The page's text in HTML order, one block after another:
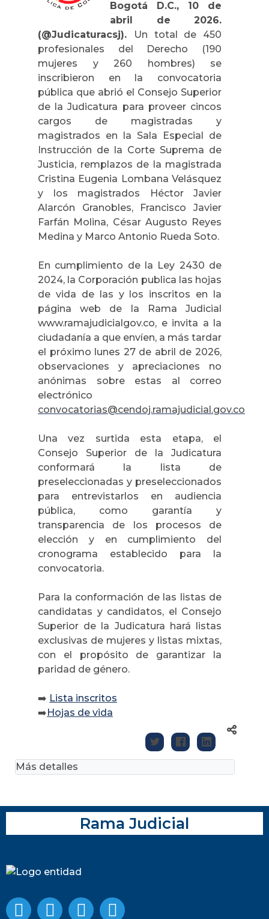
Bogotá D.C., 10 de
abril de 2026.
(@Judicaturacsj).
Un total de 450
profesionales del Derecho (190
mujeres y 260 hombres) se
inscribieron en la convocatoria
pública que abrió el Consejo Superior
de la Judicatura para proveer cincos
cargos de magistradas y
magistrados en la Sala Especial de
Instrucción de la Corte Suprema de
Justicia, remplazos de la magistrada
Cristina Eugenia Lombana Velásquez
y los magistrados Héctor Javier
Alarcón Granobles, Francisco Javier
Farfán Molina, César Augusto Reyes
Medina y Marco Antonio Rueda Soto.
En cumplimiento de la Ley 2430 de
2024, la Corporación publica las hojas
de vida de las y los inscritos en la
página web de la Rama Judicial
www.ramajudicialgov.co, e invita a la
ciudadanía a que envíen, a más tardar
el próximo lunes 27 de abril de 2026,
observaciones y apreciaciones no
anónimas sobre estas al correo
electrónico
convocatorias@cendoj.ramajudicial.gov.co
Una vez surtida esta etapa, el
Consejo Superior de la Judicatura
conformará la lista de
preseleccionadas y preseleccionados
para entrevistarlos en audiencia
pública, como garantía y
transparencia de los procesos de
elección y en cumplimiento del
cronograma establecido para la
convocatoria.
Para la conformación de las listas de
candidatas y candidatos, el Consejo
Superior de la Judicatura hará listas
exclusivas de mujeres y listas mixtas,
con el propósito de garantizar la
paridad de género.
➡️ Lista inscritos
➡️Hojas de vida
Más detalles
Rama Judicial